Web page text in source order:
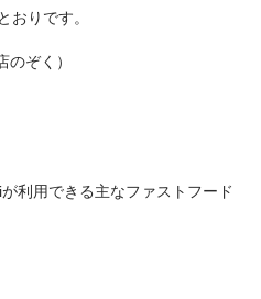
おりです。
ぞく）
利用できる主なファストフード